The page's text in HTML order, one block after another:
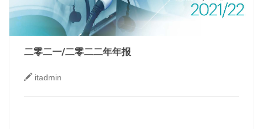
二零二一/二零二二年年报
itadmin